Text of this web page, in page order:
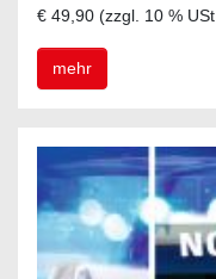
€ 49,90 (zzgl. 10 % USt
mehr